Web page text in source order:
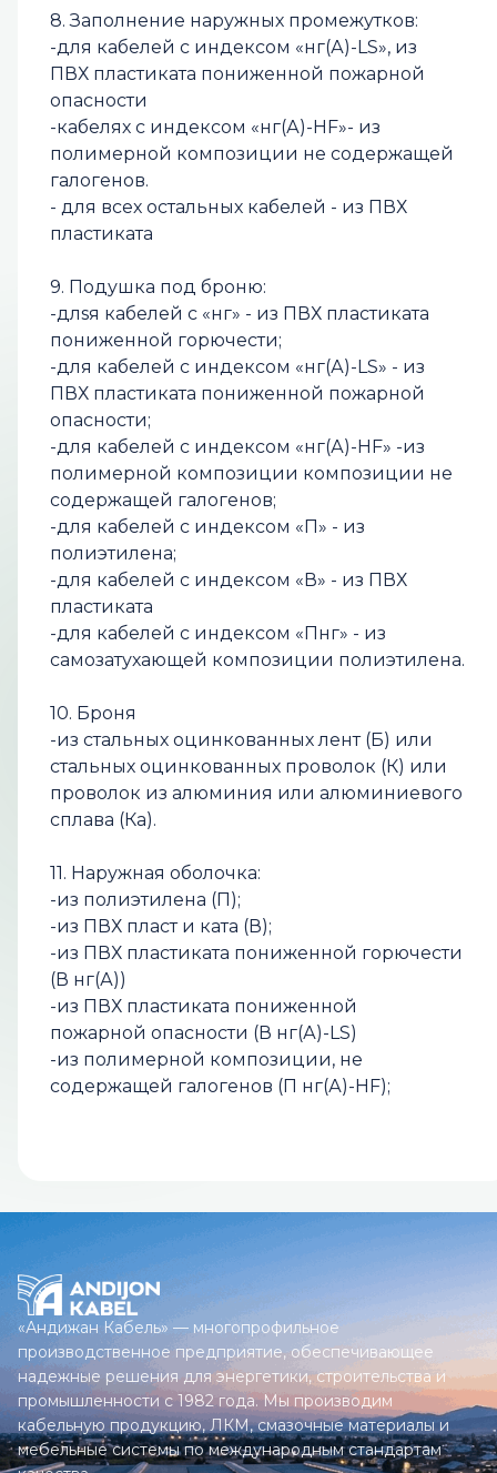
8. Заполнение наружных промежутков:
-для кабелей с индексом «нг(А)-LS», из
ПВХ пластиката пониженной пожарной
опасности
-кабелях с индексом «нг(А)-НF»- из
полимерной композиции не содержащей
галогенов.
- для всех остальных кабелей - из ПВХ
пластиката
9. Подушка под броню:
-длsя кабелей с «нг» - из ПВХ пластиката
пониженной горючести;
-для кабелей с индексом «нг(А)-LS» - из
ПВХ пластиката пониженной пожарной
опасности;
-для кабелей с индексом «нг(А)-НF» -из
полимерной композиции композиции не
содержащей галогенов;
-для кабелей с индексом «П» - из
полиэтилена;
-для кабелей с индексом «В» - из ПВХ
пластиката
-для кабелей с индексом «Пнг» - из
самозатухающей композиции полиэтилена.
10. Броня
-из стальных оцинкованных лент (Б) или
стальных оцинкованных проволок (К) или
проволок из алюминия или алюминиевого
сплава (Ка).
11. Наружная оболочка:
-из полиэтилена (П);
-из ПВХ пласт и ката (В);
-из ПВХ пластиката пониженной горючести
(В нг(А))
-из ПВХ пластиката пониженной
пожарной опасности (В нг(А)-LS)
-из полимерной композиции, не
содержащей галогенов (П нг(А)-НF);
«Андижан Кабель» — многопрофильное
производственное предприятие, обеспечивающее
надежные решения для энергетики, строительства и
промышленности с 1982 года. Мы производим
кабельную продукцию, ЛКМ, смазочные материалы и
мебельные системы по международным стандартам